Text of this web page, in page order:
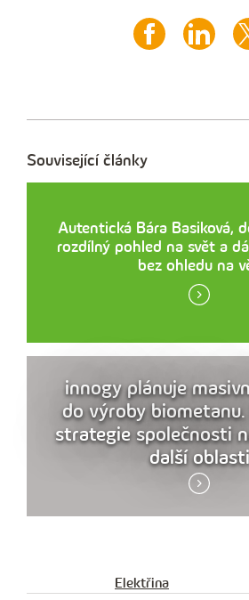
Související články
Autentická Bára Basiková,
rozdílný pohled na svět a
bez ohledu na
innogy plánuje
do výroby
strategie společnosti
další oblasti
Elektřina